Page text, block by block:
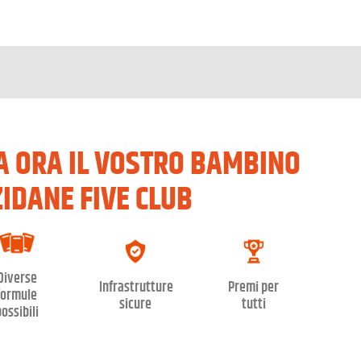
ORA IL VOSTRO BAMBINO
FIVE CLUB
Infrastrutture
sicure
Premi per
tutti